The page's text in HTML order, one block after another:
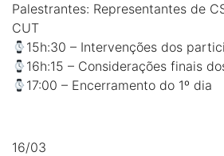
Palestrantes: Representantes de
CUT
15h:30 – Intervenções dos
16h:15 – Considerações finais
17:00 – Encerramento do 1º dia
16/03